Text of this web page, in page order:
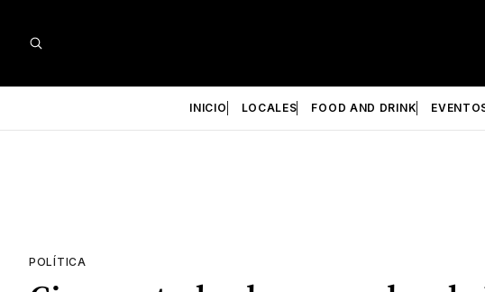
INICIO LOCALES FOOD AND DRINK
POLÍTICA